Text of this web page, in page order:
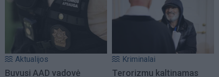
Aktualijos
Buvusi AAD vadovė
Kriminalai
Terorizmu kaltinamas